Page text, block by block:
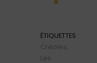
ÉTIQUETTES :
Créoles
Les